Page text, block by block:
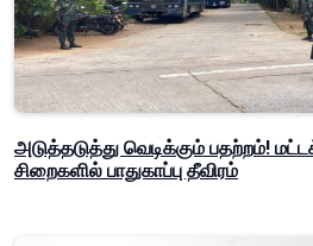
அடுத்தடுத்து வெடிக்கும் பதற்றம்!
சிறைகளில் பாதுகாப்பு தீவிரம்